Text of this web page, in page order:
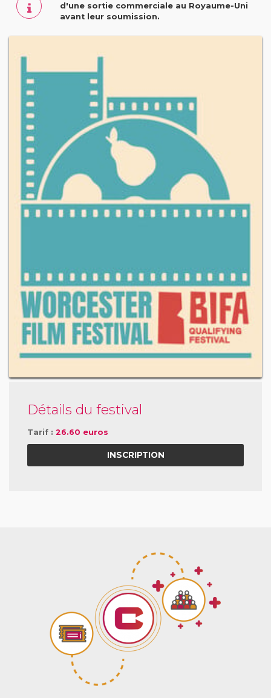
Détails du festival
Tarif : 26.60 euros
INSCRIPTION
d'une sortie commerciale au Royaume-Uni
avant leur soumission.